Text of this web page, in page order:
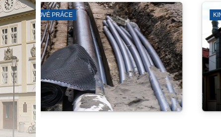
SYNAGOGA